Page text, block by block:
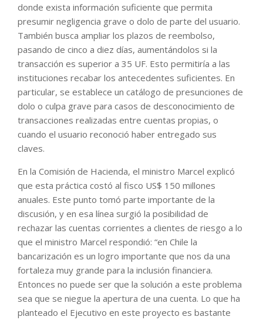
donde exista información suficiente que permita
presumir negligencia grave o dolo de parte del usuario.
También busca ampliar los plazos de reembolso,
pasando de cinco a diez días, aumentándolos si la
transacción es superior a 35 UF. Esto permitiría a las
instituciones recabar los antecedentes suficientes. En
particular, se establece un catálogo de presunciones de
dolo o culpa grave para casos de desconocimiento de
transacciones realizadas entre cuentas propias, o
cuando el usuario reconoció haber entregado sus
claves.
En la Comisión de Hacienda, el ministro Marcel explicó
que esta práctica costó al fisco US$ 150 millones
anuales. Este punto tomó parte importante de la
discusión, y en esa línea surgió la posibilidad de
rechazar las cuentas corrientes a clientes de riesgo a lo
que el ministro Marcel respondió: “en Chile la
bancarización es un logro importante que nos da una
fortaleza muy grande para la inclusión financiera.
Entonces no puede ser que la solución a este problema
sea que se niegue la apertura de una cuenta. Lo que ha
planteado el Ejecutivo en este proyecto es bastante